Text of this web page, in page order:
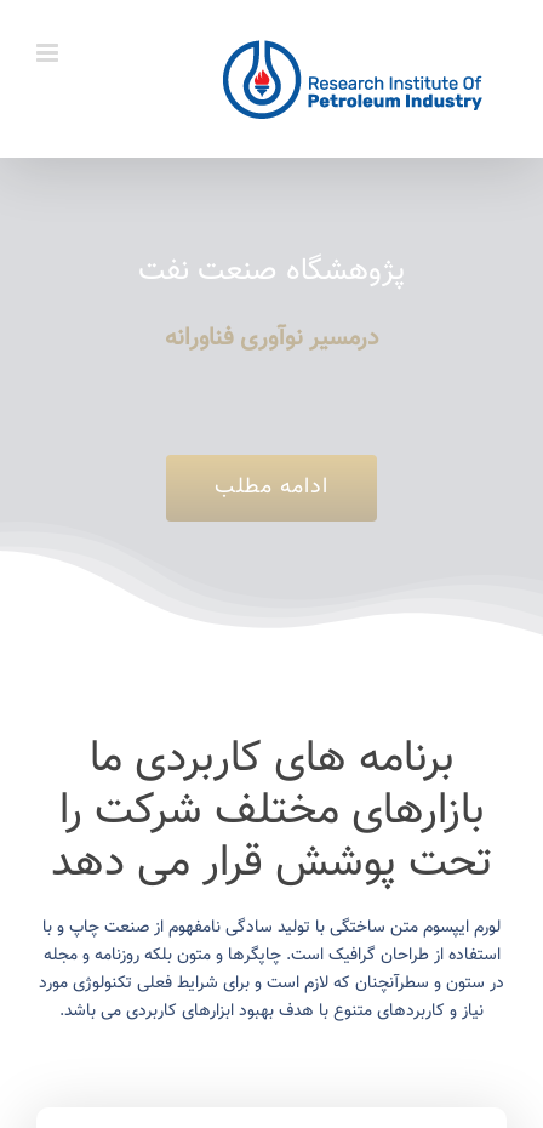
پژوهشگاه صنعت نفت
درمسیر نوآوری فناورانه
ادامه مطلب
برنامه های کاربردی ما
بازارهای مختلف شرکت را
تحت پوشش قرار می دهد
لورم ایپسوم متن ساختگی با تولید سادگی نامفهوم از صنعت چاپ و با
استفاده از طراحان گرافیک است. چاپگرها و متون بلکه روزنامه و مجله
در ستون و سطرآنچنان که لازم است و برای شرایط فعلی تکنولوژی مورد
نیاز و کاربردهای متنوع با هدف بهبود ابزارهای کاربردی می باشد.